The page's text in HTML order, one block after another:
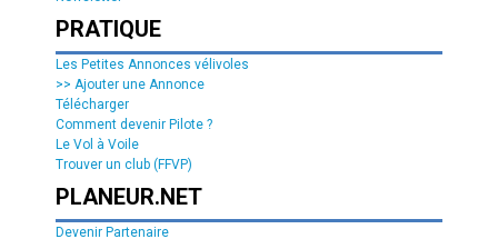
PRATIQUE
Les Petites Annonces vélivoles
>> Ajouter une Annonce
Télécharger
Comment devenir Pilote ?
Le Vol à Voile
Trouver un club (FFVP)
PLANEUR.NET
Devenir Partenaire